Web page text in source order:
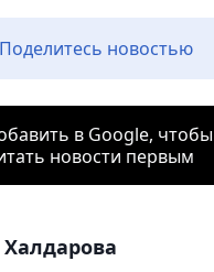
Поделитесь новостью
в Google, чтобы
новости первым